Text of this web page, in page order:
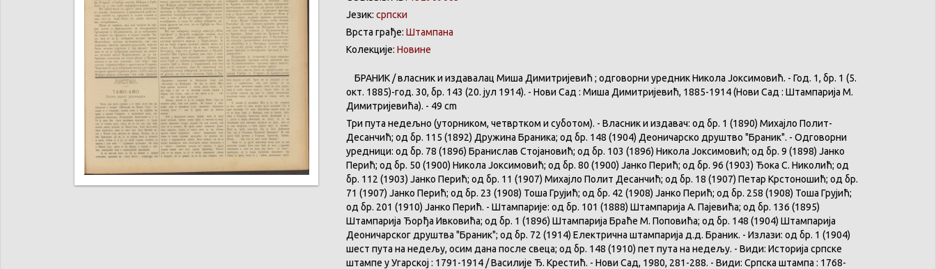
Језик: српски
Врста грађе: Штампана
Колекције: Новине
БРАНИК / власник и издавалац Миша Димитријевић ; одговорни уредник Никола Јоксимовић. - Год. 1, бр. 1 (5.
окт. 1885)-год. 30, бр. 143 (20. јул 1914). - Нови Сад : Миша Димитријевић, 1885-1914 (Нови Сад : Штампарија М.
Димитријевића). - 49 cm
Три пута недељно (уторником, четвртком и суботом). - Власник и издавач: од бр. 1 (1890) Михајло Полит-
Десанчић; од бр. 115 (1892) Дружина Браника; од бр. 148 (1904) Деоничарско друштво "Браник". - Одговорни
уредници: од бр. 78 (1896) Бранислав Стојановић; од бр. 103 (1896) Никола Јоксимовић; од бр. 9 (1898) Јанко
Перић; од бр. 50 (1900) Никола Јоксимовић; од бр. 80 (1900) Јанко Перић; од бр. 96 (1903) Ђока С. Николић; од
бр. 112 (1903) Јанко Перић; од бр. 11 (1907) Михајло Полит Десанчић; од бр. 18 (1907) Петар Крстоношић; од бр.
71 (1907) Јанко Перић; од бр. 23 (1908) Тоша Грујић; од бр. 42 (1908) Јанко Перић; од бр. 258 (1908) Тоша Грујић;
од бр. 201 (1910) Јанко Перић. - Штампарије: од бр. 101 (1888) Штампарија А. Пајевића; од бр. 136 (1895)
Штампарија Ђорђа Ивковића; од бр. 1 (1896) Штампарија Браће М. Поповића; од бр. 148 (1904) Штампарија
Деоничарског друштва "Браник"; од бр. 72 (1914) Електрична штампарија д.д. Браник. - Излази: од бр. 1 (1904)
шест пута на недељу, осим дана после свеца; од бр. 148 (1910) пет пута на недељу. - Види: Историја српске
штампе у Угарској : 1791-1914 / Василије Ђ. Крестић. - Нови Сад, 1980, 281-288. - Види: Српска штампа : 1768-